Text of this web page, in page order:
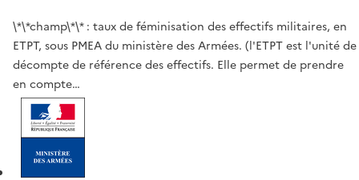
\*\*champ\*\* : taux de féminisation des effectifs militaires, en
ETPT, sous PMEA du ministère des Armées. (l'ETPT est l'unité de
décompte de référence des effectifs. Elle permet de prendre
en compte…